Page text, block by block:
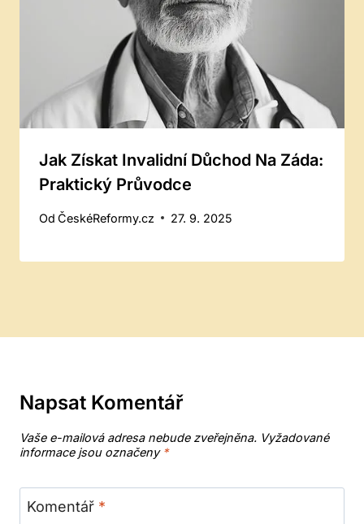
Jak Získat Invalidní Důchod Na Záda:
Praktický Průvodce
Od ČeskéReformy.cz 27. 9. 2025
Napsat Komentář
Vaše e-mailová adresa nebude zveřejněna. Vyžadované
informace jsou označeny *
Komentář *